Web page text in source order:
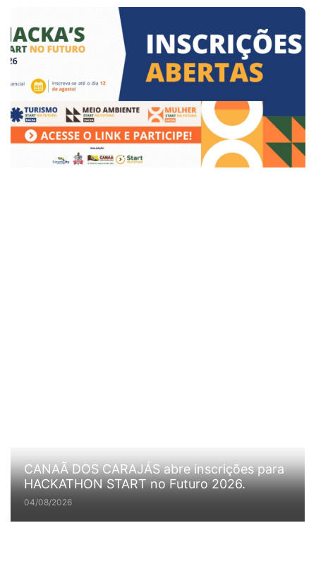
CANAÃ DOS CARAJÁS abre inscrições para
HACKATHON START no Futuro 2026.
04/08/2026